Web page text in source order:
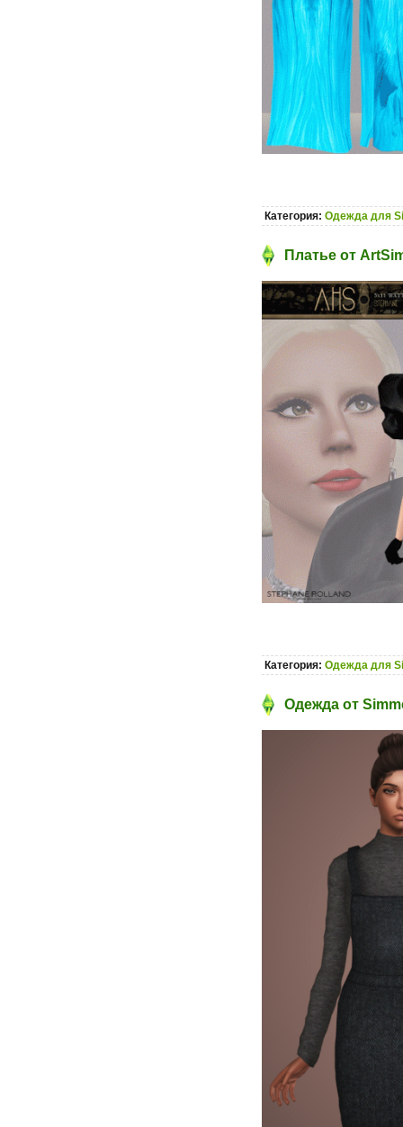
Категория: Одежда для
Платье от
Категория: Одежда для
Одежда от